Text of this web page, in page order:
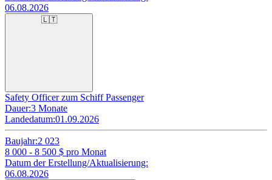
06.08.2026
🇱🇹
Safety Officer zum Schiff Passenger
Dauer:3 Monate
Landedatum:01.09.2026
Baujahr:2 023
8 000 - 8 500 $ pro Monat
Datum der Erstellung/Aktualisierung:
06.08.2026